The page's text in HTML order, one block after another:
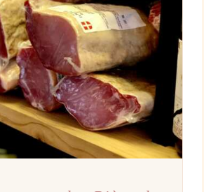
AU PANIER